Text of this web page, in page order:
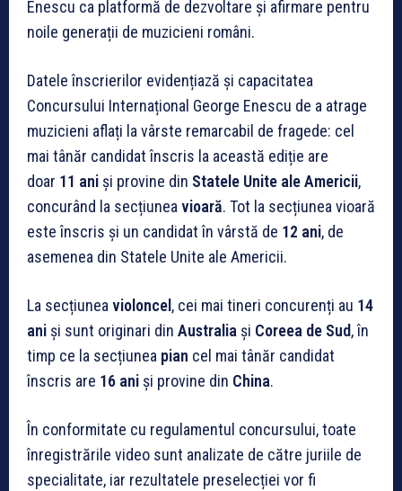
Enescu ca platformă de dezvoltare și afirmare pentru
noile generații de muzicieni români.
Datele înscrierilor evidențiază și capacitatea
Concursului Internațional George Enescu de a atrage
muzicieni aflați la vârste remarcabil de fragede: cel
mai tânăr candidat înscris la această ediție are
doar 11 ani și provine din Statele Unite ale Americii,
concurând la secțiunea vioară. Tot la secțiunea vioară
este înscris și un candidat în vârstă de 12 ani, de
asemenea din Statele Unite ale Americii.
La secțiunea violoncel , cei mai tineri concurenți au 14
ani și sunt originari din Australia și Coreea de Sud, în
timp ce la secțiunea pian cel mai tânăr candidat
înscris are 16 ani și provine din China.
În conformitate cu regulamentul concursului, toate
înregistrările video sunt analizate de către juriile de
specialitate, iar rezultatele preselecției vor fi